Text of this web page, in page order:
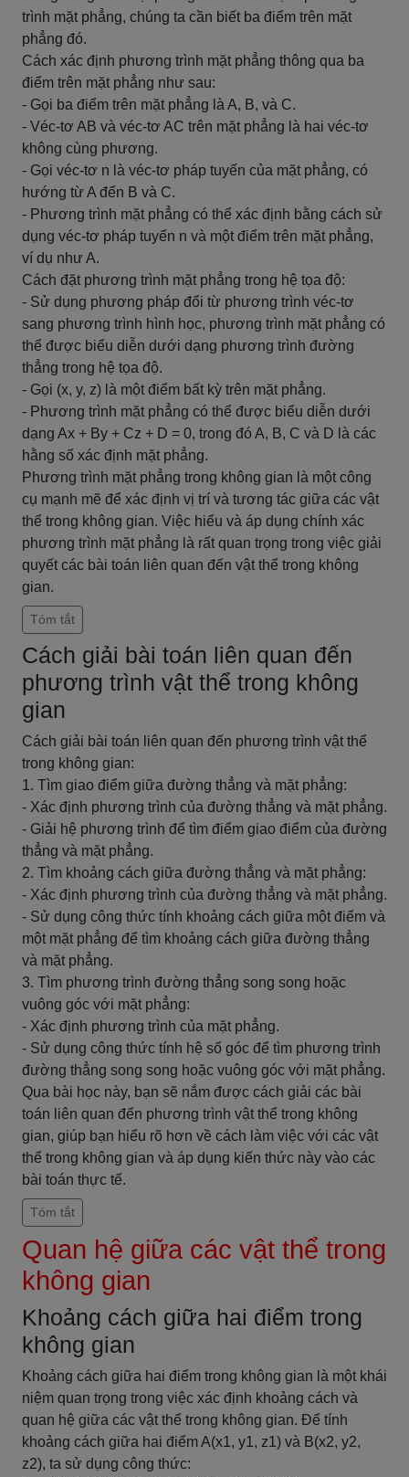
trình mặt phẳng, chúng ta cần biết ba điểm trên mặt
phẳng đó.
Cách xác định phương trình mặt phẳng thông qua ba
điểm trên mặt phẳng như sau:
- Gọi ba điểm trên mặt phẳng là A, B, và C.
- Véc-tơ AB và véc-tơ AC trên mặt phẳng là hai véc-tơ
không cùng phương.
- Gọi véc-tơ n là véc-tơ pháp tuyến của mặt phẳng, có
hướng từ A đến B và C.
- Phương trình mặt phẳng có thể xác định bằng cách sử
dụng véc-tơ pháp tuyến n và một điểm trên mặt phẳng,
ví dụ như A.
Cách đặt phương trình mặt phẳng trong hệ tọa độ:
- Sử dụng phương pháp đổi từ phương trình véc-tơ
sang phương trình hình học, phương trình mặt phẳng có
thể được biểu diễn dưới dạng phương trình đường
thẳng trong hệ tọa độ.
- Gọi (x, y, z) là một điểm bất kỳ trên mặt phẳng.
- Phương trình mặt phẳng có thể được biểu diễn dưới
dạng Ax + By + Cz + D = 0, trong đó A, B, C và D là các
hằng số xác định mặt phẳng.
Phương trình mặt phẳng trong không gian là một công
cụ mạnh mẽ để xác định vị trí và tương tác giữa các vật
thể trong không gian. Việc hiểu và áp dụng chính xác
phương trình mặt phẳng là rất quan trọng trong việc giải
quyết các bài toán liên quan đến vật thể trong không
gian.
Tóm tắt
Cách giải bài toán liên quan đến
phương trình vật thể trong không
gian
Cách giải bài toán liên quan đến phương trình vật thể
trong không gian:
1. Tìm giao điểm giữa đường thẳng và mặt phẳng:
- Xác định phương trình của đường thẳng và mặt phẳng.
- Giải hệ phương trình để tìm điểm giao điểm của đường
thẳng và mặt phẳng.
2. Tìm khoảng cách giữa đường thẳng và mặt phẳng:
- Xác định phương trình của đường thẳng và mặt phẳng.
- Sử dụng công thức tính khoảng cách giữa một điểm và
một mặt phẳng để tìm khoảng cách giữa đường thẳng
và mặt phẳng.
3. Tìm phương trình đường thẳng song song hoặc
vuông góc với mặt phẳng:
- Xác định phương trình của mặt phẳng.
- Sử dụng công thức tính hệ số góc để tìm phương trình
đường thẳng song song hoặc vuông góc với mặt phẳng.
Qua bài học này, bạn sẽ nắm được cách giải các bài
toán liên quan đến phương trình vật thể trong không
gian, giúp bạn hiểu rõ hơn về cách làm việc với các vật
thể trong không gian và áp dụng kiến thức này vào các
bài toán thực tế.
Tóm tắt
Quan hệ giữa các vật thể trong
không gian
Khoảng cách giữa hai điểm trong
không gian
Khoảng cách giữa hai điểm trong không gian là một khái
niệm quan trọng trong việc xác định khoảng cách và
quan hệ giữa các vật thể trong không gian. Để tính
khoảng cách giữa hai điểm A(x1, y1, z1) và B(x2, y2,
z2), ta sử dụng công thức: